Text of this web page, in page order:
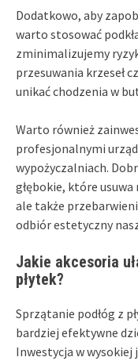
Dodatkowo, aby
warto stosować
zminimalizujemy
przesuwania krzeseł
unikać chodzenia w
Warto również
profesjonalnymi
wypożyczalniach.
głębokie, które
ale także
odbiór estetyczny
Jakie akcesoria
płytek?
Sprzątanie podłóg z
bardziej efektywne
Inwestycja w wysokiej